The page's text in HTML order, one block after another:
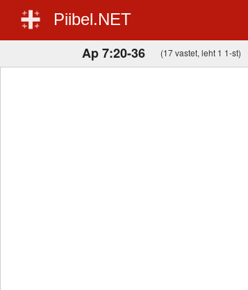
Piibel.NET
Ap 7:20-36 (17 vastet, leht 1 1-st)